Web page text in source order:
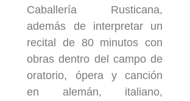
Caballería Rusticana,
además de interpretar un
recital de 80 minutos con
obras dentro del campo de
oratorio, ópera y canción
en alemán, italiano,